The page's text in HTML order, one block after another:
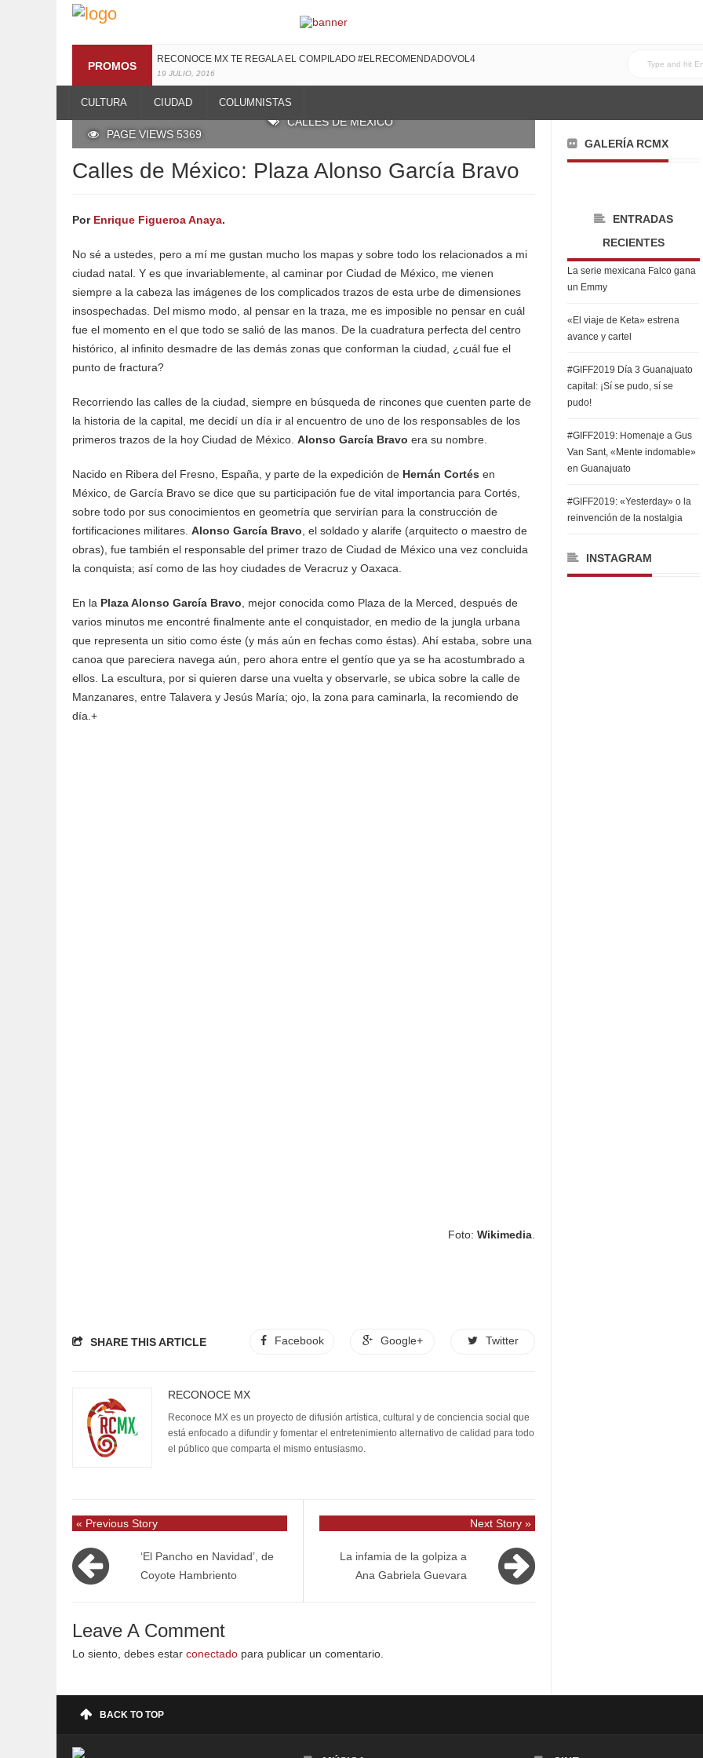
PROMOS
RECONOCE MX TE REGALA EL COMPILADO #ELRECOMENDADOVOL4
19 JULIO, 2016
CULTURA CIUDAD COLUMNISTAS
POSTED BY RECONOCE MX
20 DICIEMBRE, 2016
CALLES DE MÉXICO
PAGE VIEWS 5369
Calles de México: Plaza Alonso García Bravo
Por Enrique Figueroa Anaya.
No sé a ustedes, pero a mí me gustan mucho los mapas y sobre todo los relacionados a mi
ciudad natal. Y es que invariablemente, al caminar por Ciudad de México, me vienen
siempre a la cabeza las imágenes de los complicados trazos de esta urbe de dimensiones
insospechadas. Del mismo modo, al pensar en la traza, me es imposible no pensar en cuál
fue el momento en el que todo se salió de las manos. De la cuadratura perfecta del centro
histórico, al infinito desmadre de las demás zonas que conforman la ciudad, ¿cuál fue el
punto de fractura?
Recorriendo las calles de la ciudad, siempre en búsqueda de rincones que cuenten parte de
la historia de la capital, me decidí un día ir al encuentro de uno de los responsables de los
primeros trazos de la hoy Ciudad de México. Alonso García Bravo era su nombre.
Nacido en Ribera del Fresno, España, y parte de la expedición de Hernán Cortés en
México, de García Bravo se dice que su participación fue de vital importancia para Cortés,
sobre todo por sus conocimientos en geometría que servirían para la construcción de
fortificaciones militares. Alonso García Bravo , el soldado y alarife (arquitecto o maestro de
obras), fue también el responsable del primer trazo de Ciudad de México una vez concluida
la conquista; así como de las hoy ciudades de Veracruz y Oaxaca.
En la Plaza Alonso García Bravo , mejor conocida como Plaza de la Merced, después de
varios minutos me encontré finalmente ante el conquistador, en medio de la jungla urbana
que representa un sitio como éste (y más aún en fechas como éstas). Ahí estaba, sobre una
canoa que pareciera navega aún, pero ahora entre el gentío que ya se ha acostumbrado a
ellos. La escultura, por si quieren darse una vuelta y observarle, se ubica sobre la calle de
Manzanares, entre Talavera y Jesús María; ojo, la zona para caminarla, la recomiendo de
día.+
Foto: Wikimedia
SHARE THIS ARTICLE Facebook Google+ Twitter
RECONOCE MX
Reconoce MX es un proyecto de difusión artística, cultural y de conciencia social que
está enfocado a difundir y fomentar el entretenimiento alternativo de calidad para todo
el público que comparta el mismo entusiasmo.
« Previous Story
‘El Pancho en Navidad’, de
Coyote Hambriento
Next Story »
La infamia de la golpiza a
Ana Gabriela Guevara
Leave A Comment
Lo siento, debes estar conectado para publicar un comentario.
GALERÍA RCMX
ENTRADAS
RECIENTES
La serie mexicana Falco gana
un Emmy
«El viaje de Keta» estrena
avance y cartel
#GIFF2019 Día 3 Guanajuato
capital: ¡Sí se pudo, sí se
pudo!
#GIFF2019: Homenaje a Gus
Van Sant, «Mente indomable»
en Guanajuato
#GIFF2019: «Yesterday» o la
reinvención de la nostalgia
INSTAGRAM
BACK TO TOP